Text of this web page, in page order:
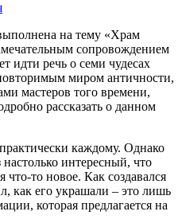
на тему «Храм
сопровождением
идти речь о семи чудесах
миром античности,
мастеров того времени,
рассказать о данном
каждому. Однако
настолько интересный, что
то новое. Как создавался
как его украшали – это лишь
которая предлагается на